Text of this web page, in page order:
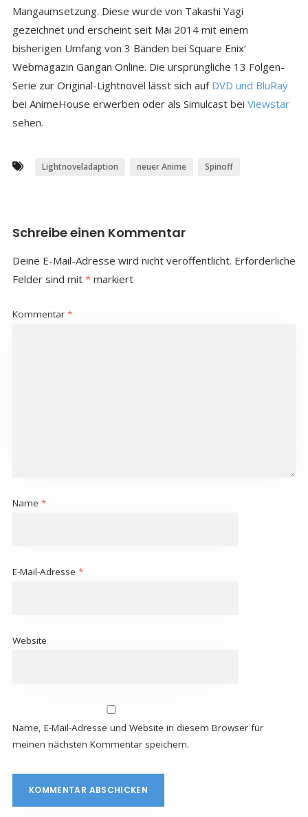
Mangaumsetzung. Diese wurde von Takashi Yagi
gezeichnet und erscheint seit Mai 2014 mit einem
bisherigen Umfang von 3 Bänden bei Square Enix‘
Webmagazin Gangan Online. Die ursprüngliche 13 Folgen-
Serie zur Original-Lightnovel lässt sich auf DVD und BluRay
bei AnimeHouse erwerben oder als Simulcast bei Viewstar
sehen.
Lightnoveladaption neuer Anime Spinoff
Schreibe einen Kommentar
Deine E-Mail-Adresse wird nicht veröffentlicht. Erforderliche
Felder sind mit *markiert
Kommentar *
Name *
E-Mail-Adresse *
Website
Name, E-Mail-Adresse und Website in diesem Browser für
meinen nächsten Kommentar speichern.